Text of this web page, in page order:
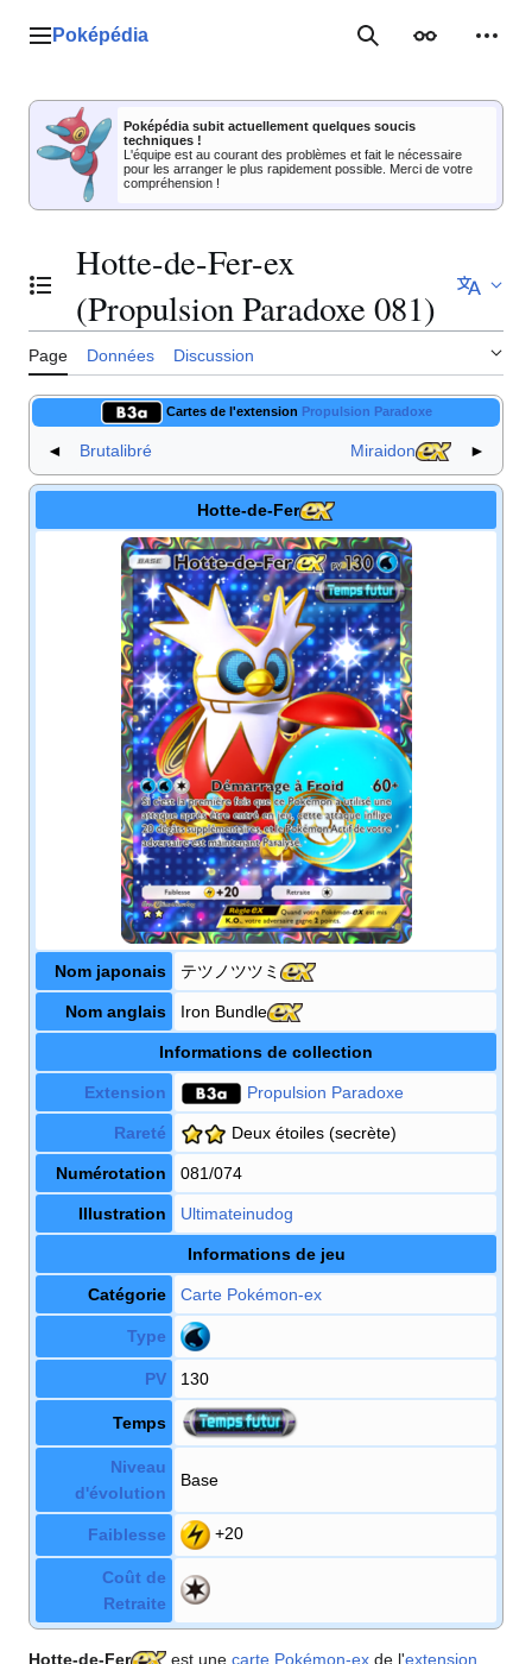
Menu principal
Poképédia RechercherApparence
Poképédia subit actuellement quelques soucis
techniques !
L'équipe est au courant des problèmes et fait le nécessaire
pour les arranger le plus rapidement possible. Merci de votre
compréhension !
Basculer la table des matières
Hotte-de-Fer-ex
(Propulsion Paradoxe 081)
Page Données Discussion
Cartes de l'extension Propulsion Paradoxe
◄ Brutalibré Miraidon ►
Hotte-de-Fer
Nom japonais テツノツツミ
Nom anglais Iron Bundle
Informations de collection
Extension Propulsion Paradoxe
Rareté Deux étoiles (secrète)
Numérotation 081/074
Illustration Ultimateinudog
Informations de jeu
Catégorie Carte Pokémon-ex
Type
PV 130
Temps
Niveau
d'évolution
Base
Faiblesse +20
Coût de
Retraite
Hotte-de-Fer est une carte Pokémon-ex de l'extension